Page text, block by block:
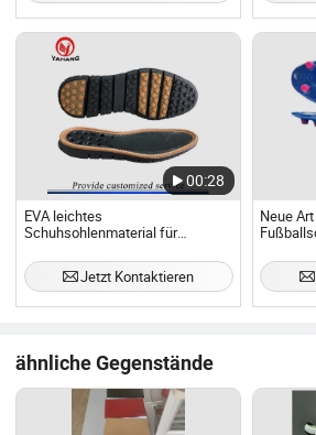
00:28
EVA leichtes
Schuhsohlenmaterial für
Jetzt Kontaktieren
Neue
Material
ähnliche Gegenstände